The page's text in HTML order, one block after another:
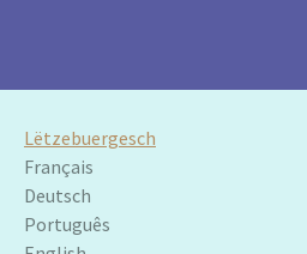
Lëtzebuergesch
Français
Deutsch
Português